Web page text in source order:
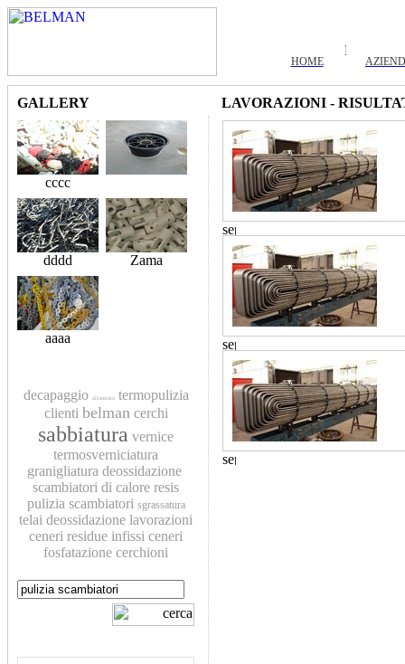
HOME
GALLERY LAVORAZIONI -
cccc
dddd Zama
aaaa
decapaggio alluminio
termopulizia
clienti belman cerchi
sabbiatura vernice
termosverniciatura
granigliatura deossidazione
scambiatori di calore resis
pulizia scambiatori sgrassatura
telai deossidazione lavorazioni
ceneri residue infissi ceneri
fosfatazione cerchioni